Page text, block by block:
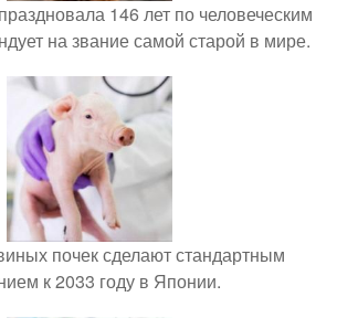
146 лет по человеческим
на звание самой старой в мире.
почек сделают стандартным
к 2033 году в Японии.